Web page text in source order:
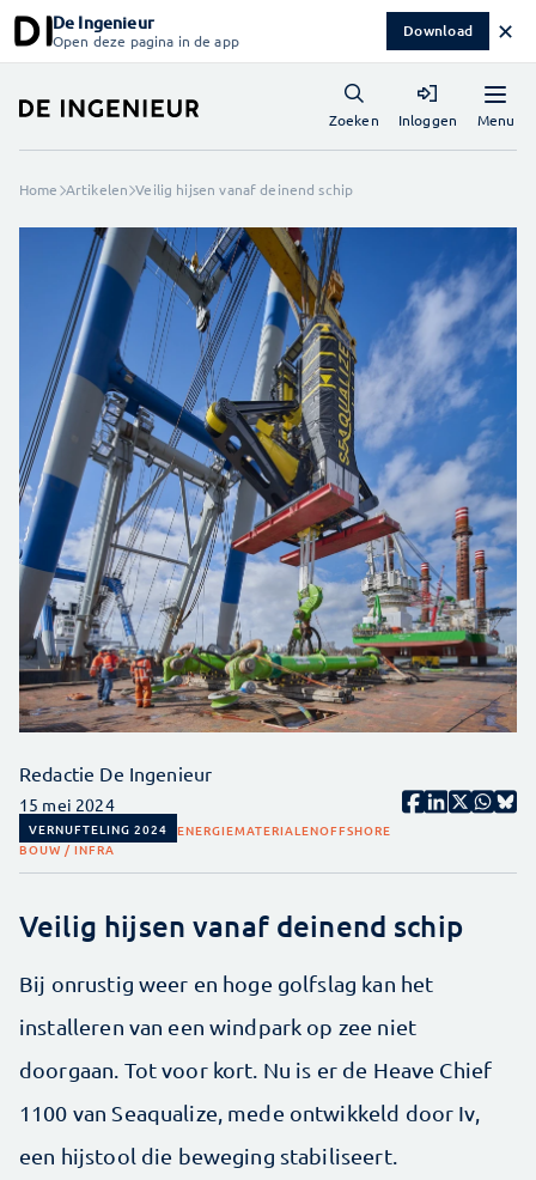
De Ingenieur
Open deze pagina in de app Download ✕
Menu
Zoeken Inloggen
Home Artikelen Veilig hijsen vanaf deinend schip
Redactie De Ingenieur
15 mei 2024
VERNUFTELING 2024 ENERGIEMATERIALENOFFSHORE
BOUW / INFRA
Veilig hijsen vanaf deinend schip
Bij onrustig weer en hoge golfslag kan het
installeren van een windpark op zee niet
doorgaan. Tot voor kort. Nu is er de Heave Chief
1100 van Seaqualize, mede ontwikkeld door Iv,
een hijstool die beweging stabiliseert.